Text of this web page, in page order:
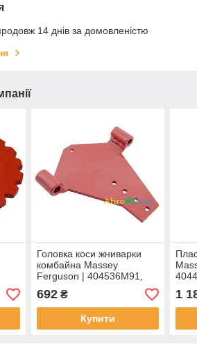
14 днів за домовленістю
Головка коси жниварки
комбайна Massey
Ferguson | 404536M91,
404536M1 JAG
692₴
Купити
1